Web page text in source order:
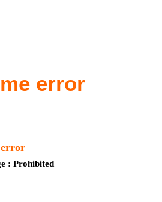
error
: Prohibited